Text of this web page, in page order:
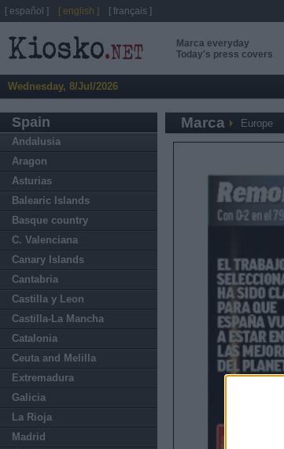
Marca everyday
Today's press covers
Wednesday, 8/Jul/2026
Spain
Andalusia
Aragon
Asturias
Balearic Islands
Basque country
C. Valenciana
Canary Islands
Cantabria
Castilla y Leon
Castilla-La Mancha
Catalonia
Ceuta and Melilla
Extremadura
Galicia
La Rioja
Madrid
Marca Europe
[ español ] [ english ] [ français ]